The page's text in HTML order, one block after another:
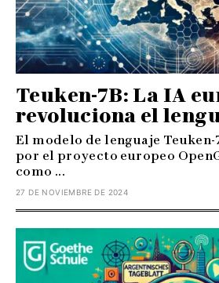
Teuken-7B: La IA
revoluciona el
El modelo de lenguaje
por el proyecto europeo
como ...
27 DE NOVIEMBRE DE 2024